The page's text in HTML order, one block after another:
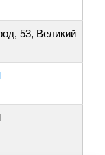
53, Великий